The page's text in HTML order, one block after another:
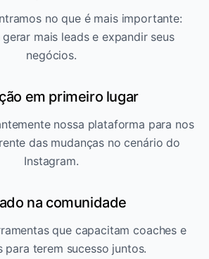
no que é mais importante:
mais leads e expandir seus
negócios.
em primeiro lugar
nossa plataforma para nos
das mudanças no cenário do
Instagram.
na comunidade
que capacitam coaches e
para terem sucesso juntos.